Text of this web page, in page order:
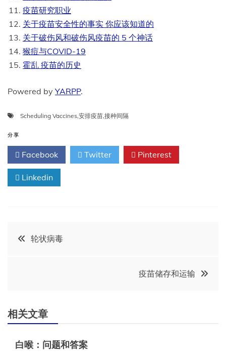
疫苗研究职业
关于疫苗安全性的事实 你应该知道的
关于破伤风和破伤风疫苗的 5 个神话
猴痘与COVID-19
霍乱 疫苗的历史
Powered by YARPP.
Scheduling Vaccines,安排疫苗,接种间隔
分享
Facebook Twitter Pinterest
Linkedin
文
航
轮状病毒
疫苗储存和运输
相关文章
白喉：问题和答案